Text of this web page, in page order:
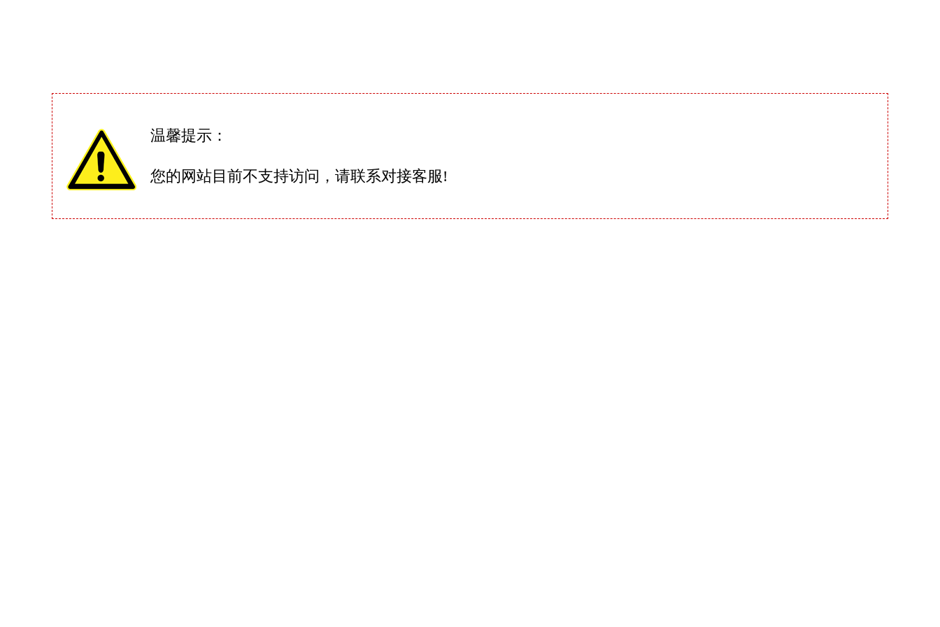
温馨提示：
您的网站目前不支持访问，请联系对接客服!